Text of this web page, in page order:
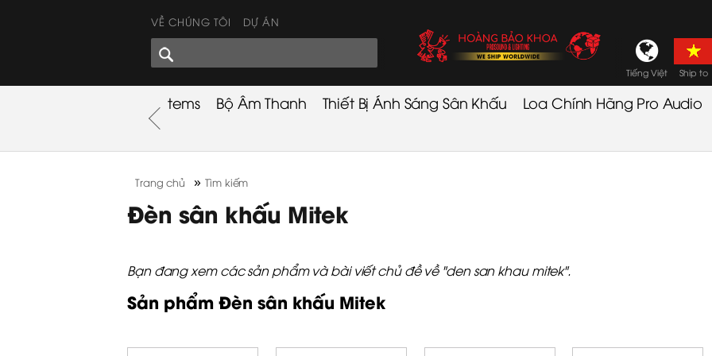
VỀ CHÚNG TÔI DỰ ÁN
GÓC CHIA SẺ Tiếng Việt Ship to
Used Items Bộ Âm Thanh Thiết Bị Ánh Sáng Sân Khấu Loa Chính Hãng Pro Audio
Trang chủ »Tìm kiếm
Đèn sân khấu Mitek
Bạn đang xem các sản phẩm và bài viết chủ đề về "den san khau mitek".
Sản phẩm Đèn sân khấu Mitek